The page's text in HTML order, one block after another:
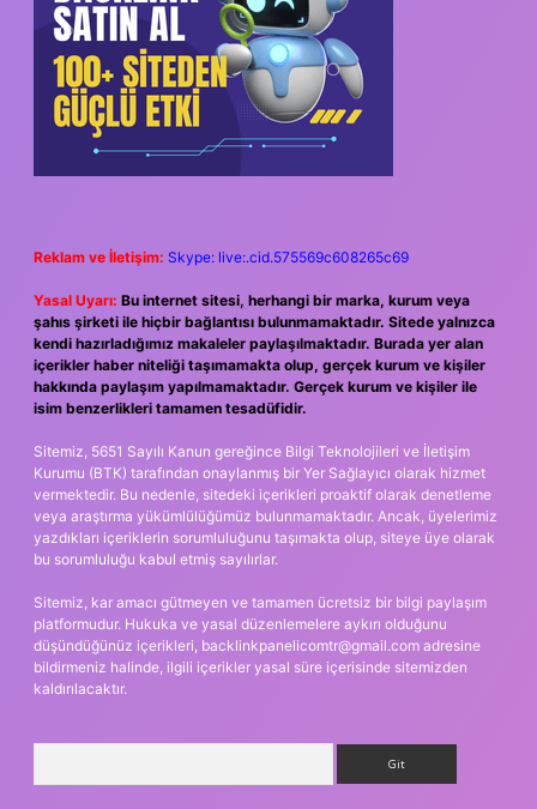
Reklam ve İletişim: Skype: live:.cid.575569c608265c69
Yasal Uyarı: Bu internet sitesi, herhangi bir marka, kurum veya
şahıs şirketi ile hiçbir bağlantısı bulunmamaktadır. Sitede yalnızca
kendi hazırladığımız makaleler paylaşılmaktadır. Burada yer alan
içerikler haber niteliği taşımamakta olup, gerçek kurum ve kişiler
hakkında paylaşım yapılmamaktadır. Gerçek kurum ve kişiler ile
isim benzerlikleri tamamen tesadüfidir.
Sitemiz, 5651 Sayılı Kanun gereğince Bilgi Teknolojileri ve İletişim
Kurumu (BTK) tarafından onaylanmış bir Yer Sağlayıcı olarak hizmet
vermektedir. Bu nedenle, sitedeki içerikleri proaktif olarak denetleme
veya araştırma yükümlülüğümüz bulunmamaktadır. Ancak, üyelerimiz
yazdıkları içeriklerin sorumluluğunu taşımakta olup, siteye üye olarak
bu sorumluluğu kabul etmiş sayılırlar.
Sitemiz, kar amacı gütmeyen ve tamamen ücretsiz bir bilgi paylaşım
platformudur. Hukuka ve yasal düzenlemelere aykırı olduğunu
düşündüğünüz içerikleri, backlinkpanelicomtr@gmail.com adresine
bildirmeniz halinde, ilgili içerikler yasal süre içerisinde sitemizden
kaldırılacaktır.